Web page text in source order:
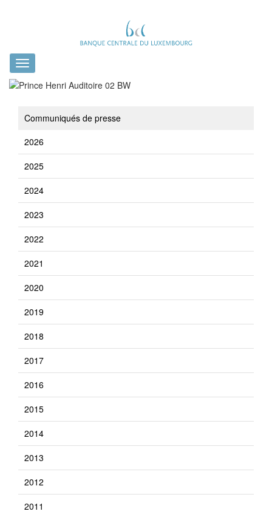
Toggle
navigation
Communiqués de presse
2026
2025
2024
2023
2022
2021
2020
2019
2018
2017
2016
2015
2014
2013
2012
2011